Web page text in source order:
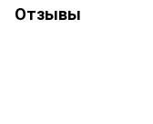
Отзывы